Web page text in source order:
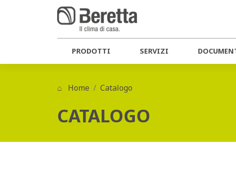
PRODOTTI SERVIZI
Home Catalogo
CATALOGO